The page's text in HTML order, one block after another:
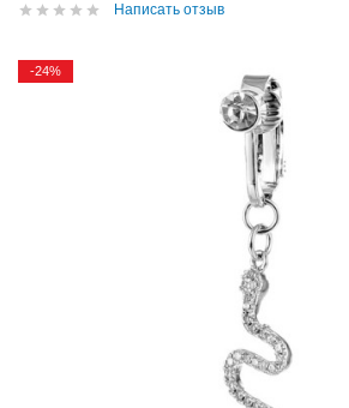
Написать отзыв
-24%